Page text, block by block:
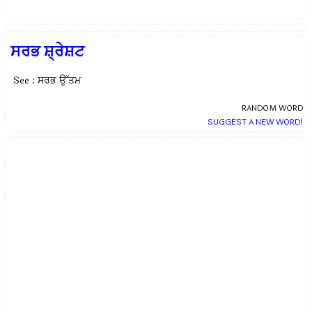
ਸਰਭ ਸ਼੍ਰੇਸ਼ਟ
See : ਸਰਭ ਉੱਤਮ
RANDOM WORD
SUGGEST A NEW WORD!